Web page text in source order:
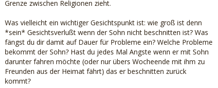
Grenze zwischen Religionen zieht.
Was vielleicht ein wichtiger Gesichtspunkt ist: wie groß ist denn
*sein* Gesichtsverlußt wenn der Sohn nicht beschnitten ist? Was
fängst du dir damit auf Dauer für Probleme ein? Welche Probleme
bekommt der Sohn? Hast du jedes Mal Angste wenn er mit Sohn
darunter fahren möchte (oder nur übers Wocheende mit ihm zu
Freunden aus der Heimat fährt) das er beschnitten zurück
kommt?